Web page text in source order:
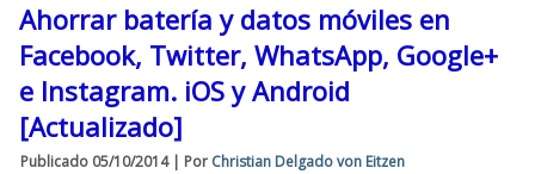
Ahorrar batería y datos móviles en
Facebook, Twitter, WhatsApp, Google+
e Instagram. iOS y Android
[Actualizado]
Publicado 05/10/2014| Por Christian Delgado von Eitzen